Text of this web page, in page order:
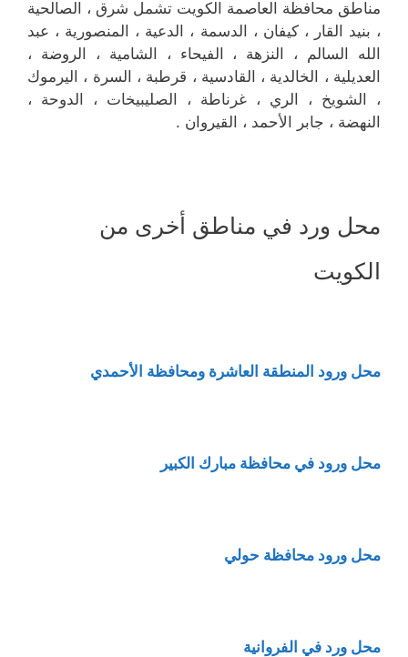
مناطق محافظة العاصمة الكويت تشمل شرق ، الصالحية
، بنيد القار ، كيفان ، الدسمة ، الدعية ، المنصورية ، عبد
الله السالم ، النزهة ، الفيحاء ، الشامية ، الروضة ،
العديلية ، الخالدية ، القادسية ، قرطبة ، السرة ، اليرموك
، الشويخ ، الري ، غرناطة ، الصليبيخات ، الدوحة ،
النهضة ، جابر الأحمد ، القيروان .
محل ورد في مناطق أخرى من
الكويت
محل ورود المنطقة العاشرة ومحافظة الأحمدي
محل ورود في محافظة مبارك الكبير
محل ورود محافظة حولي
محل ورد في الفروانية